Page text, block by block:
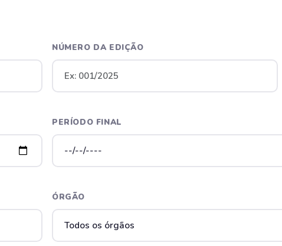
NÚMERO DA EDIÇÃO
PERÍODO FINAL
ÓRGÃO